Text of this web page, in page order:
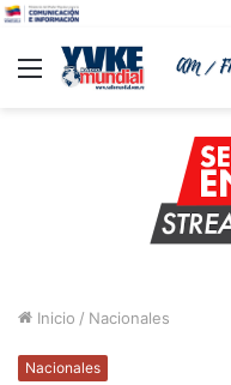
Menu
Inicio / Nacionales
Nacionales